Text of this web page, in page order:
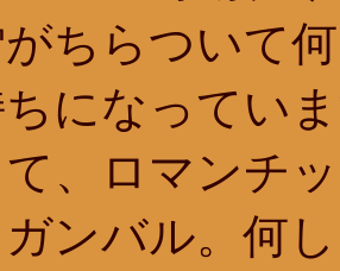
がちらついて
になってい
て、ロマンチ
ガンバル。何